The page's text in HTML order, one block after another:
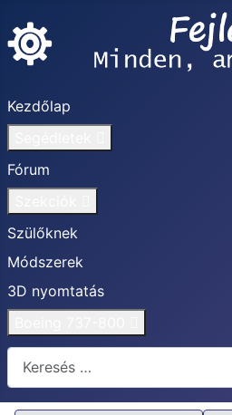
Kezdőlap
Fórum
Szülőknek
Módszerek
3D nyomtatás
Keresés...